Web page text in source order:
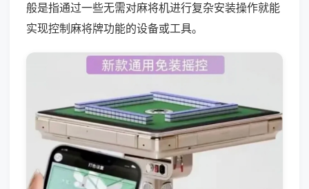
般是指通过一些无需对麻将机进行复杂安装操作就能
实现控制麻将牌功能的设备或工具。